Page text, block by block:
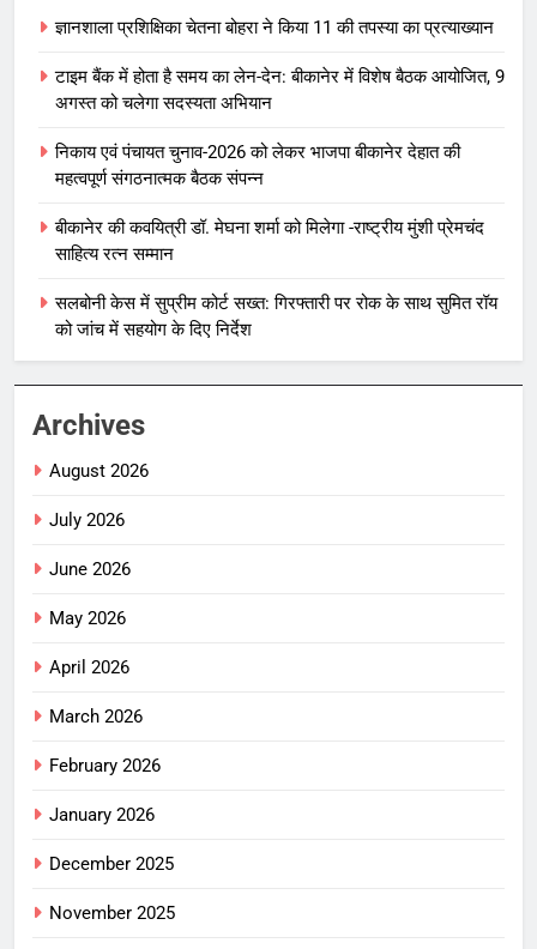
ज्ञानशाला प्रशिक्षिका चेतना बोहरा ने किया 11 की तपस्या का प्रत्याख्यान
टाइम बैंक में होता है समय का लेन-देन: बीकानेर में विशेष बैठक आयोजित, 9
अगस्त को चलेगा सदस्यता अभियान
निकाय एवं पंचायत चुनाव-2026 को लेकर भाजपा बीकानेर देहात की
महत्वपूर्ण संगठनात्मक बैठक संपन्न
बीकानेर की कवयित्री डॉ. मेघना शर्मा को मिलेगा -राष्ट्रीय मुंशी प्रेमचंद
साहित्य रत्न सम्मान
सलबोनी केस में सुप्रीम कोर्ट सख्त: गिरफ्तारी पर रोक के साथ सुमित रॉय
को जांच में सहयोग के दिए निर्देश
Archives
August 2026
July 2026
June 2026
May 2026
April 2026
March 2026
February 2026
January 2026
December 2025
November 2025